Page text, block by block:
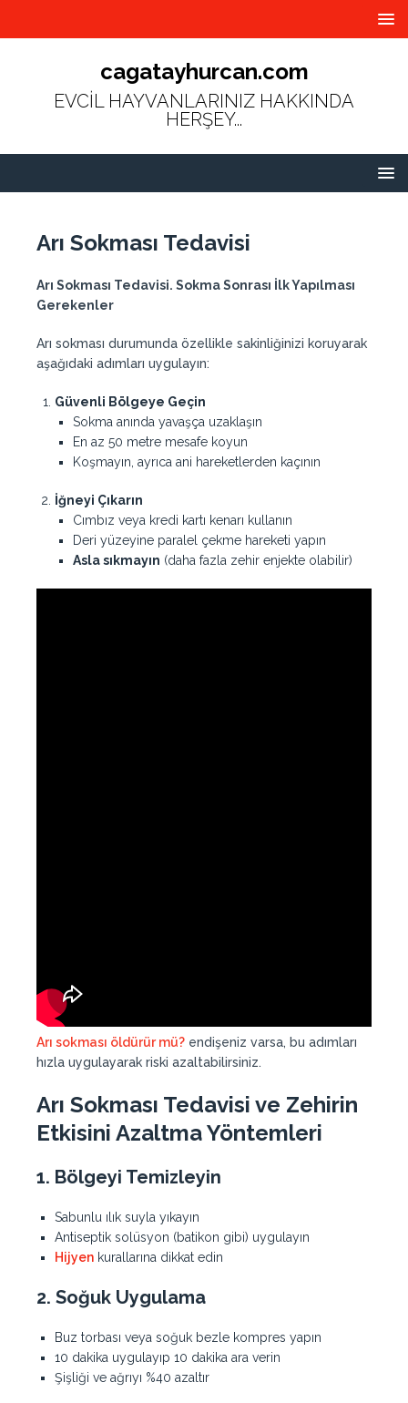
cagatayhurcan.com
EVCİL HAYVANLARINIZ HAKKINDA
HERŞEY...
Arı Sokması Tedavisi
Arı Sokması Tedavisi. Sokma Sonrası İlk Yapılması
Gerekenler
Arı sokması durumunda özellikle sakinliğinizi koruyarak
aşağıdaki adımları uygulayın:
Güvenli Bölgeye Geçin
Sokma anında yavaşça uzaklaşın
En az 50 metre mesafe koyun
Koşmayın, ayrıca ani hareketlerden kaçının
İğneyi Çıkarın
Cımbız veya kredi kartı kenarı kullanın
Deri yüzeyine paralel çekme hareketi yapın
Asla sıkmayın (daha fazla zehir enjekte olabilir)
Arı sokması öldürür mü? endişeniz varsa, bu adımları
hızla uygulayarak riski azaltabilirsiniz.
Arı Sokması Tedavisi ve Zehirin
Etkisini Azaltma Yöntemleri
1. Bölgeyi Temizleyin
Sabunlu ılık suyla yıkayın
Antiseptik solüsyon (batikon gibi) uygulayın
Hijyen kurallarına dikkat edin
2. Soğuk Uygulama
Buz torbası veya soğuk bezle kompres yapın
10 dakika uygulayıp 10 dakika ara verin
Şişliği ve ağrıyı %40 azaltır